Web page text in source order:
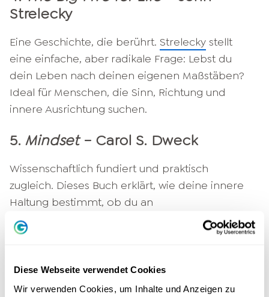
Diese Webseite verwendet Cookies
Wir verwenden Cookies, um Inhalte und Anzeigen zu
Strelecky
Eine Geschichte, die berührt. Strelecky stellt
eine einfache, aber radikale Frage: Lebst du
dein Leben nach deinen eigenen Maßstäben?
Ideal für Menschen, die Sinn, Richtung und
innere Ausrichtung suchen.
5. Mindset– Carol S. Dweck
Wissenschaftlich fundiert und praktisch
zugleich. Dieses Buch erklärt, wie deine innere
Haltung bestimmt, ob du an
Herausforderungen wächst oder stehen bleibst.
Besonders relevant für persönliche und
6.It’s in You– Alexander Müller